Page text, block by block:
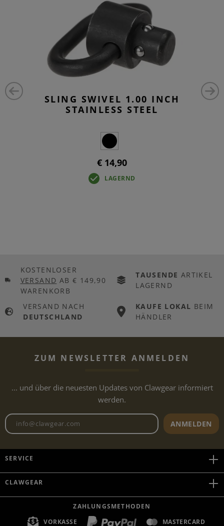
SLING SWIVEL 1.00 INCH
STAINLESS STEEL
€ 14,90
LAGERND
KOSTENLOSER
VERSAND AB € 149,90
WARENKORB
TAUSENDE ARTIKEL
LAGERND
VERSAND NACH
DEUTSCHLAND
KAUFE LOKAL BEIM
HÄNDLER
ZUM NEWSLETTER ANMELDEN
... und über die neuesten Updates von Clawgear informiert
werden.
Newsletter E-Mail-Adresse
ANMELDEN
SERVICE
CLAWGEAR
ZAHLUNGSMETHODEN
VORKASSE
MASTERCARD